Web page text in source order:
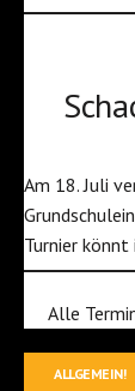
Am 18. Juli
Turnier könnt
Alle
ALLGEMEIN!